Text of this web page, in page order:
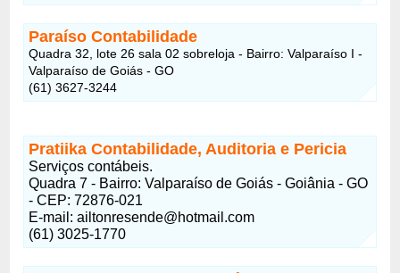
Paraíso Contabilidade
Quadra 32, lote 26 sala 02 sobreloja - Bairro: Valparaíso I -
Valparaíso de Goiás - GO
(61) 3627-3244
Pratiika Contabilidade, Auditoria e Pericia
Serviços contábeis.
Quadra 7 - Bairro: Valparaíso de Goiás - Goiânia - GO
- CEP: 72876-021
E-mail: ailtonresende@hotmail.com
(61) 3025-1770